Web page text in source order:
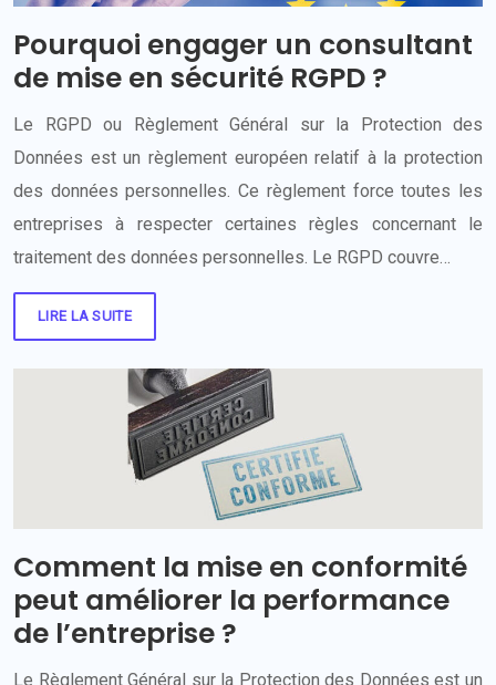
Pourquoi engager un consultant
de mise en sécurité RGPD ?
Le RGPD ou Règlement Général sur la Protection des
Données est un règlement européen relatif à la protection
des données personnelles. Ce règlement force toutes les
entreprises à respecter certaines règles concernant le
traitement des données personnelles. Le RGPD couvre…
LIRE LA SUITE
Comment la mise en conformité
peut améliorer la performance
de l’entreprise ?
Le Règlement Général sur la Protection des Données est un